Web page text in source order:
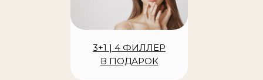
двигательного аппарата (сколлиоз,
заболевание суставов,
костей, искривление конечностей
Единственный в своей
3+1 | 4 ФИЛЛЕР
В ПОДАРОК